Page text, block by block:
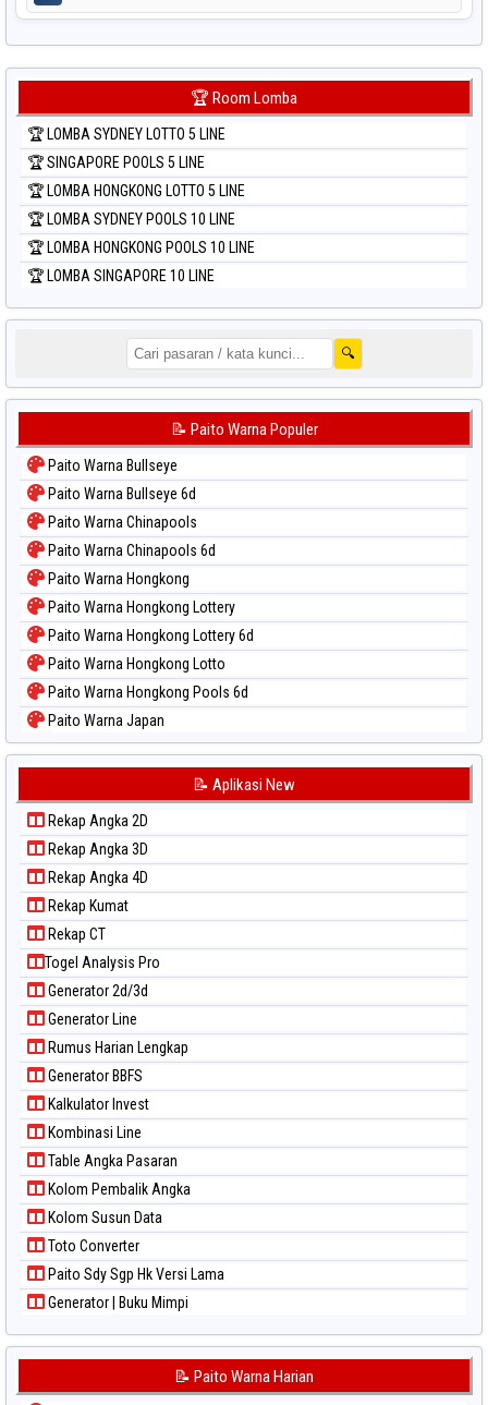
🏆 Room Lomba
🏆 LOMBA SYDNEY LOTTO 5 LINE
🏆 SINGAPORE POOLS 5 LINE
🏆 LOMBA HONGKONG LOTTO 5 LINE
🏆 LOMBA SYDNEY POOLS 10 LINE
🏆 LOMBA HONGKONG POOLS 10 LINE
🏆 LOMBA SINGAPORE 10 LINE
🔍
📝 Paito Warna Populer
Paito Warna Bullseye
Paito Warna Bullseye 6d
Paito Warna Chinapools
Paito Warna Chinapools 6d
Paito Warna Hongkong
Paito Warna Hongkong Lottery
Paito Warna Hongkong Lottery 6d
Paito Warna Hongkong Lotto
Paito Warna Hongkong Pools 6d
Paito Warna Japan
Paito Warna Japan 6d
Paito Warna Kuda Lari
Paito Warna Magnum Cambodia
Paito Warna Nagoya
Paito Warna New York Midday
Paito Warna North Carolina Day
Paito Warna Pcso
Paito Warna Pennsylvania Day
Paito Warna Sao Paulo
Paito Warna Singapore
Paito Warna Sydney
Paito Warna Sydney Lottery
Paito Warna Sydney Lottery 6d
Paito Warna Sydney Lotto
Paito Warna Sydney Pools 6d
Paito Warna Taipei
Paito Warna Taiwan
📝 Aplikasi New
Rekap Angka 2D
Rekap Angka 3D
Rekap Angka 4D
Rekap Kumat
Rekap CT
Togel Analysis Pro
Generator 2d/3d
Generator Line
Rumus Harian Lengkap
Generator BBFS
Kalkulator Invest
Kombinasi Line
Table Angka Pasaran
Kolom Pembalik Angka
Kolom Susun Data
Toto Converter
Paito Sdy Sgp Hk Versi Lama
Generator | Buku Mimpi
📝 Paito Warna Harian